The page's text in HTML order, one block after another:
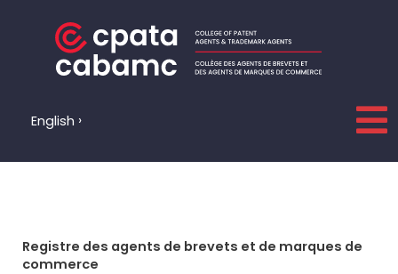
English
Registre des agents de brevets et de marques de
commerce